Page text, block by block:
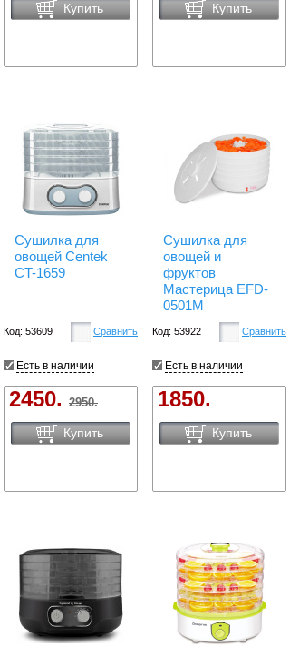
Купить Купить
Сушилка для
овощей Centek
CT-1659
Код: 53609 Сравнить
Есть в наличии
2450. 2950.
Купить
Сушилка для
овощей и
фруктов
Мастерица EFD-
0501M
Код: 53922 Сравнить
Есть в наличии
1850.
Купить